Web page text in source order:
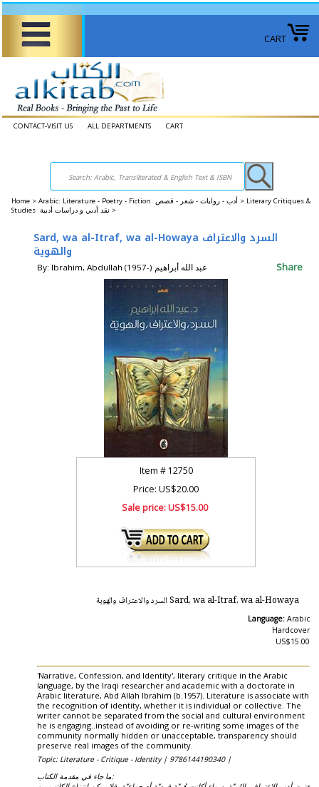
CART
CONTACT-VISIT US ALL DEPARTMENTS CART
Home > Arabic: Literature - Poetry - Fiction أدب - روايات - شعر - قصص > Literary Critiques &
Studies نقد أدبي و دراسات أدبية >
Sard, wa al-Itraf, wa al-Howaya السرد والاعتراف
والهوية
By: Ibrahim, Abdullah (1957-) عبد الله أبراهيم Share
Item # 12750
Price: US$20.00
Sale price:US$15.00
Sard, wa al-Itraf, wa al-Howaya السرد والاعتراف والهوية
Language: Arabic
Hardcover
US$15.00
'Narrative, Confession, and Identity', literary critique in the Arabic
language, by the Iraqi researcher and academic with a doctorate in
Arabic literature, Abd Allah Ibrahim (b.1957). Literature is associate with
the recognition of identity, whether it is individual or collective. The
writer cannot be separated from the social and cultural environment
he is engaging..instead of avoiding or re-writing some images of the
community normally hidden or unacceptable, transparency should
preserve real images of the community.
Topic: Literature - Critique - Identity | 9786144190340 |
ما جاء في مقدمة الكتاب: